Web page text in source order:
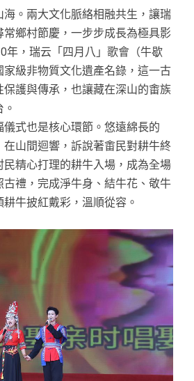
。兩大文化脈絡相融共生，讓瑞
鄉村節慶，一步步成長為極具影
年，瑞云「四月八」歌會（牛歇
級非物質文化遺產名錄，這一古
護與傳承，也讓藏在深山的畬族
式也是核心環節。悠遠綿長的
在山間迴響，訴說著畬民對耕牛終
精心打理的耕牛入場，成為全場
古禮，完成淨牛身、結牛花、敬牛
牛披紅戴彩，溫順從容。